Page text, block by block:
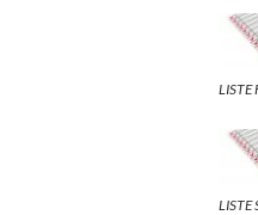
LISTE
LISTE